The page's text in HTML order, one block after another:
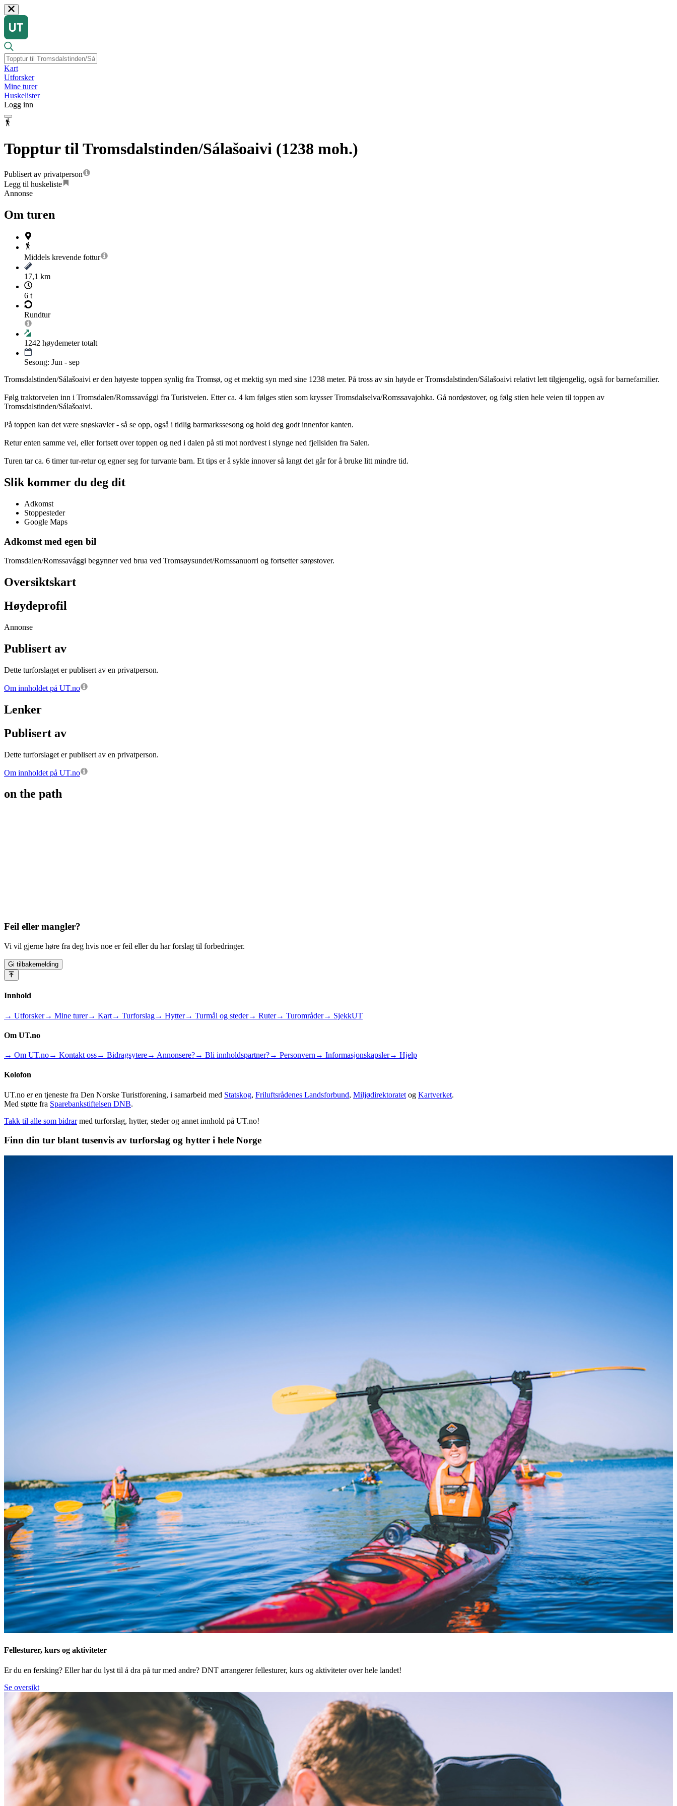
Kart
Utforsker
Mine turer
Huskelister
Logg inn
Topptur til Tromsdalstinden/Sálašoaivi (1238 moh.)
Publisert av privatperson
Legg til huskeliste
Annonse
Om turen
Middels krevende fottur
17,1 km
6 t
Rundtur
1242 høydemeter totalt
Sesong: Jun - sep
Tromsdalstinden/Sálašoaivi er den høyeste toppen synlig fra Tromsø, og et mektig syn med sine 1238 meter. På tross av sin høyde er Tromsdalstinden/Sálašoaivi relativt lett tilgjengelig, også for barnefamilier.
Følg traktorveien inn i Tromsdalen/Romssavággi fra Turistveien. Etter ca. 4 km følges stien som krysser Tromsdalselva/Romssavajohka. Gå nordøstover, og følg stien hele veien til toppen av
Tromsdalstinden/Sálašoaivi.
På toppen kan det være snøskavler - så se opp, også i tidlig barmarkssesong og hold deg godt innenfor kanten.
Retur enten samme vei, eller fortsett over toppen og ned i dalen på sti mot nordvest i slynge ned fjellsiden fra Salen.
Turen tar ca. 6 timer tur-retur og egner seg for turvante barn. Et tips er å sykle innover så langt det går for å bruke litt mindre tid.
Slik kommer du deg dit
Adkomst
Stoppesteder
Google Maps
Adkomst med egen bil
Tromsdalen/Romssavággi begynner ved brua ved Tromsøysundet/Romssanuorri og fortsetter sørøstover.
Oversiktskart
Høydeprofil
Annonse
Publisert av
Dette turforslaget er publisert av en privatperson.
Om innholdet på UT.no
Lenker
Publisert av
Dette turforslaget er publisert av en privatperson.
Om innholdet på UT.no
on the path
Feil eller mangler?
Vi vil gjerne høre fra deg hvis noe er feil eller du har forslag til forbedringer.
Gi tilbakemelding
Innhold
→ Utforsker→ Mine turer→ Kart→ Turforslag→ Hytter→ Turmål og steder→ Ruter→ Turområder→ SjekkUT
Om UT.no
→ Om UT.no→ Kontakt oss→ Bidragsytere→ Annonsere?→ Bli innholdspartner?→ Personvern → Informasjonskapsler→ Hjelp
Kolofon
UT.no er en tjeneste fra Den Norske Turistforening, i samarbeid med Statskog, Friluftsrådenes Landsforbund, Miljødirektoratet og Kartverket.
Med støtte fra Sparebankstiftelsen DNB.
Takk til alle som bidrar med turforslag, hytter, steder og annet innhold på UT.no!
Finn din tur blant tusenvis av turforslag og hytter i hele Norge
Fellesturer, kurs og aktiviteter
Er du en fersking? Eller har du lyst til å dra på tur med andre? DNT arrangerer fellesturer, kurs og aktiviteter over hele landet!
Se oversikt